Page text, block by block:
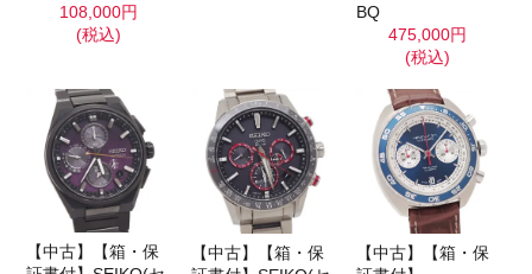
108,000円
(税込)
BQ
475,000円
(税込)
【中古】【箱・保
【中古】【箱・保
【中古】【箱・保